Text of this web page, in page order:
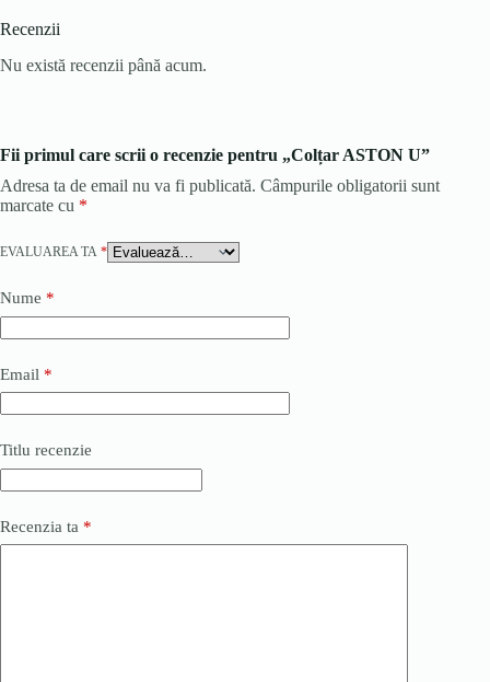
Recenzii
Nu există recenzii până acum.
Fii primul care scrii o recenzie pentru „Colțar ASTON U”
Adresa ta de email nu va fi publicată. Câmpurile obligatorii sunt
marcate cu *
EVALUAREA TA *
Nume *
Email *
Titlu recenzie
Recenzia ta *